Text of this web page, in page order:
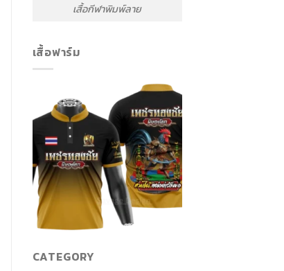
เสื้อกีฬาพิมพ์ลาย
เสื้อฟาร์ม
CATEGORY